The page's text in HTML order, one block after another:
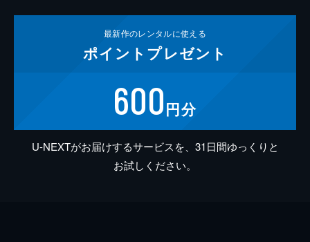
最新作のレンタルに使える
ポイント プレゼント
600円分
U-NEXTがお届けするサービスを、31日間ゆっくりと
お試しください。